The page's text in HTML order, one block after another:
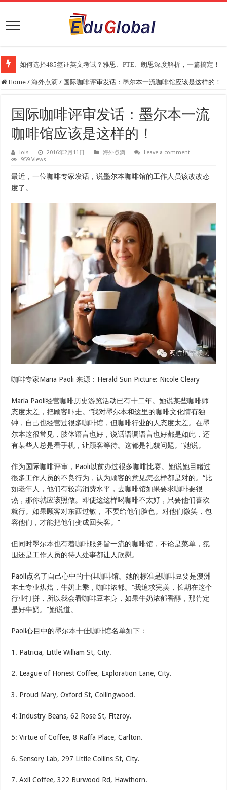
如何选择485签证英文考试？雅思、PTE、朗思深度解析，一篇搞定！
2025年《澳洲金融评论报》大学排名出炉：一份关乎本地就业与声誉的
Home / 海外点滴 / 国际咖啡评审发话：墨尔本一流咖啡馆应该是这样的！
国际咖啡评审发话：墨尔本一流
咖啡馆应该是这样的！
lois 2016年2月11日 海外点滴
Leave a comment
959 Views
最近，一位咖啡专家发话，说墨尔本咖啡馆的工作人员该改改态
度了。
咖啡专家Maria Paoli 来源：Herald Sun Picture: Nicole Cleary
Maria Paoli经营咖啡历史游览活动已有十二年。她说某些咖啡师
态度太差，把顾客吓走。“我对墨尔本和这里的咖啡文化情有独
钟，自己也经营过很多咖啡馆，但咖啡行业的人态度太差。在墨
尔本这很常见，肢体语言也好，说话语调语言也好都是如此，还
有某些人总是看手机，让顾客等待。这都是礼貌问题。”她说。
作为国际咖啡评审，Paoli以前办过很多咖啡比赛。她说她目睹过
很多工作人员的不良行为，认为顾客的意见怎么样都是对的。“比
如老年人，他们有较高消费水平，去咖啡馆如果要求咖啡要很
热，那你就应该照做。即使这这样喝咖啡不太好，只要他们喜欢
就行。如果顾客对东西过敏， 不要给他们脸色。对他们微笑，包
容他们，才能把他们变成回头客。”
但同时墨尔本也有着咖啡服务皆一流的咖啡馆，不论是菜单，氛
围还是工作人员的待人处事都让人欣慰。
Paoli点名了自己心中的十佳咖啡馆。她的标准是咖啡豆要是澳洲
本土专业烘焙，牛奶上乘，咖啡浓郁。“我追求完美，长期在这个
行业打拼，所以我会看咖啡豆本身，如果牛奶浓郁香醇，那肯定
是好牛奶。”她说道。
Paoli心目中的墨尔本十佳咖啡馆名单如下：
1. Patricia, Little William St, City.
2. League of Honest Coffee, Exploration Lane, City.
3. Proud Mary, Oxford St, Collingwood.
4: Industry Beans, 62 Rose St, Fitzroy.
5: Virtue of Coffee, 8 Raffa Place, Carlton.
6. Sensory Lab, 297 Little Collins St, City.
7. Axil Coffee, 322 Burwood Rd, Hawthorn.